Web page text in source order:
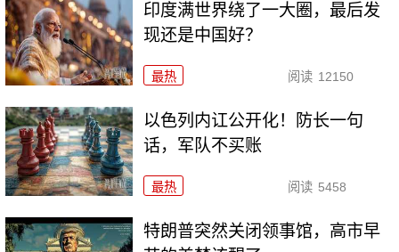
印度满世界绕了一大圈，最后发
现还是中国好？
最热 阅读 12150
以色列内讧公开化！防长一句
话，军队不买账
最热 阅读 5458
特朗普突然关闭领事馆，高市早